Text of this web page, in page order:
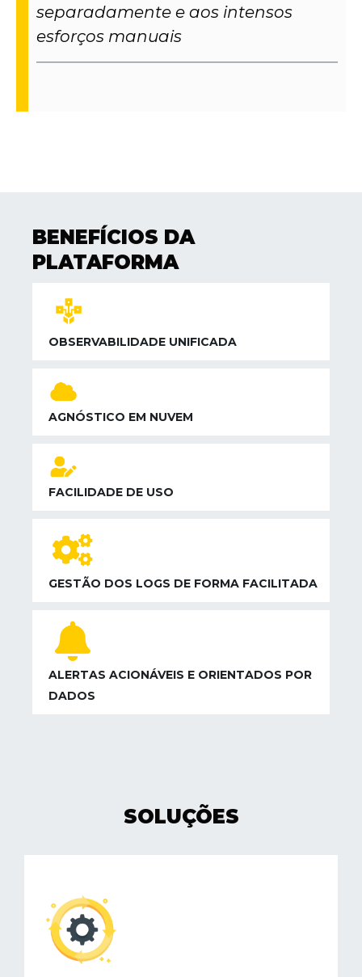
separadamente e aos intensos
esforços manuais
BENEFÍCIOS DA
PLATAFORMA
OBSERVABILIDADE UNIFICADA
AGNÓSTICO EM NUVEM
FACILIDADE DE USO
GESTÃO DOS LOGS DE FORMA FACILITADA
ALERTAS ACIONÁVEIS ​​E ORIENTADOS POR
DADOS
SOLUÇÕES